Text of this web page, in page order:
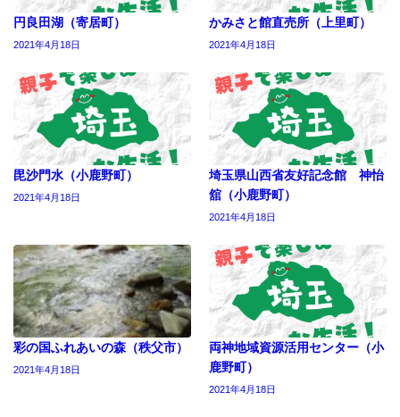
円良田湖（寄居町）
2021年4月18日
かみさと館直売所（上里町）
2021年4月18日
毘沙門水（小鹿野町）
2021年4月18日
埼玉県山西省友好記念館 神怡
舘（小鹿野町）
2021年4月18日
彩の国ふれあいの森（秩父市）
2021年4月18日
両神地域資源活用センター（小
鹿野町）
2021年4月18日